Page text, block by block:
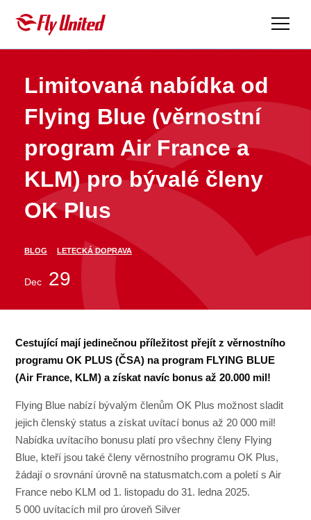
Limitovaná nabídka od
Flying Blue (věrnostní
program Air France a
KLM) pro bývalé členy
OK Plus
BLOG LETECKÁ DOPRAVA
Dec 29
Cestující mají jedinečnou příležitost přejít z věrnostního
programu OK PLUS (ČSA) na program FLYING BLUE
(Air France, KLM) a získat navíc bonus až 20.000 mil!
Flying Blue nabízí bývalým členům OK Plus možnost sladit
jejich členský status a získat uvítací bonus až 20 000 mil!
Nabídka uvítacího bonusu platí pro všechny členy Flying
Blue, kteří jsou také členy věrnostního programu OK Plus,
žádají o srovnání úrovně na statusmatch.com a poletí s Air
France nebo KLM od 1. listopadu do 31. ledna 2025.
5 000 uvítacích mil pro úroveň Silver